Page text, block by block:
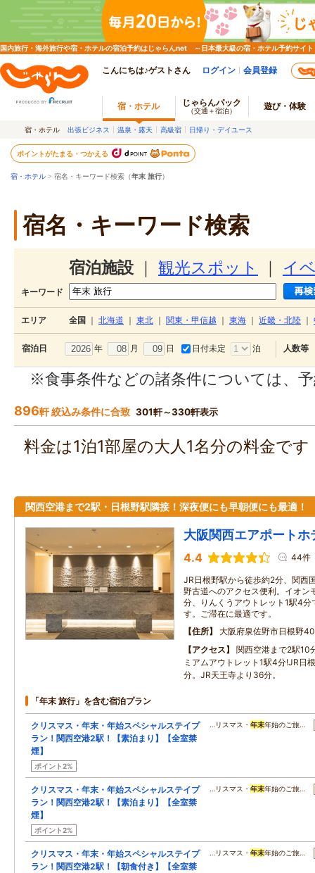
国内旅行・海外旅行や宿・ホテルの宿泊予約はじゃらんnet ～日本最大級の宿・ホテル予約サイト
こんにちは♪ゲストさん ログイン 会員登録
宿・ホテル じゃらんパック
（交通＋宿泊） 遊び・体験
宿・ホテル 出張ビジネス 温泉・露天 高級宿 日帰り・デイユース
ポイントがたまる・つかえる
宿・ホテル > 宿名・キーワード検索（年末 旅行）
宿名・キーワード検索
宿泊施設 観光スポット イ
キーワード
エリア 全国 北海道 東北 関東・甲信越 東海 近畿・北陸
宿泊日 年 月 日 日付未定 泊 人数等
※食事条件などの諸条件については、
896軒 絞込み条件に合致 301軒～330軒表示
料金は1泊1部屋の大人1名分の料金で
関西空港まで2駅・日根野駅隣接！深夜便にも早朝便にも最適！
大阪関西エアポート
4.4 44件
JR日根野駅から徒歩約2分、関西
野古道へのアクセス便利。イオン
分、りんくうアウトレット1駅4
す。ご滞在に最適です。
住所
大阪府泉佐野市日根野
アクセス
関西空港まで2駅10
ミアムアウトレット1駅4分!JR日
分。JR天王寺より36分。
「年末 旅行」を含む宿泊プラン
クリスマス・年末・年始スペシャルステイプ
ラン！関西空港2駅！【素泊まり】【全室禁
煙】
ポイント2%
…リスマス・ 年末年始のご旅…
クリスマス・年末・年始スペシャルステイプ
ラン！関西空港2駅！【素泊まり】【全室禁
煙】
ポイント2%
…リスマス・ 年末年始のご旅…
クリスマス・年末・年始スペシャルステイプ
ラン！関西空港2駅！【朝食付き】【全室禁
…リスマス・ 年末年始のご旅…